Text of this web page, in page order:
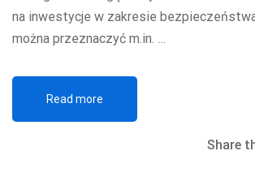
na inwestycje w zakresie
można przeznaczyć m.in. …
Read more
Share